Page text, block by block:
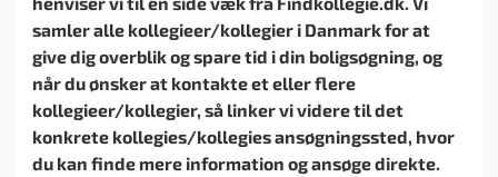
samler alle kollegieer/kollegier i Danmark for at
give dig overblik og spare tid i din boligsøgning, og
når du ønsker at kontakte et eller flere
kollegieer/kollegier, så linker vi videre til det
konkrete kollegies/kollegies ansøgningssted, hvor
du kan finde mere information og ansøge direkte.